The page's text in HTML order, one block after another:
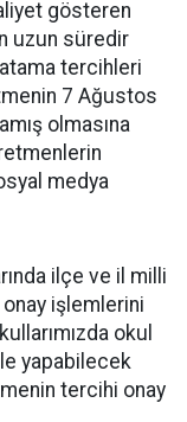
gösteren
uzun süredir
tercihleri
7 Ağustos
olmasına
medya
ilçe ve il milli
işlemlerini
okul
yapabilecek
tercihi onay